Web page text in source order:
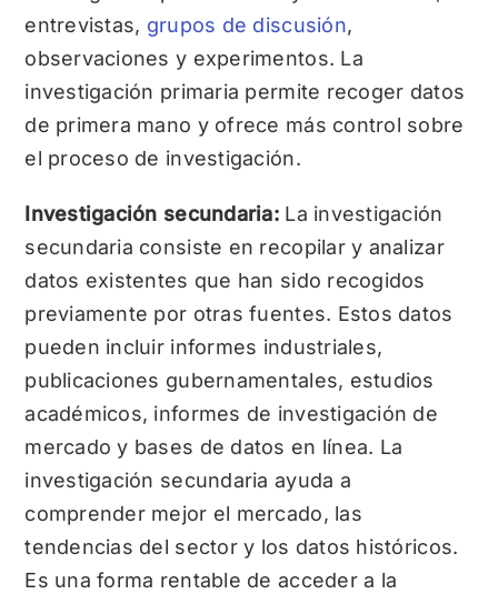
entrevistas, grupos de discusión,
observaciones y experimentos. La
investigación primaria permite recoger datos
de primera mano y ofrece más control sobre
el proceso de investigación.
Investigación secundaria:La investigación
secundaria consiste en recopilar y analizar
datos existentes que han sido recogidos
previamente por otras fuentes. Estos datos
pueden incluir informes industriales,
publicaciones gubernamentales, estudios
académicos, informes de investigación de
mercado y bases de datos en línea. La
investigación secundaria ayuda a
comprender mejor el mercado, las
tendencias del sector y los datos históricos.
Es una forma rentable de acceder a la